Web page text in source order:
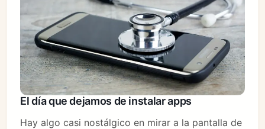
El día que dejamos de instalar apps
Hay algo casi nostálgico en mirar a la pantalla de